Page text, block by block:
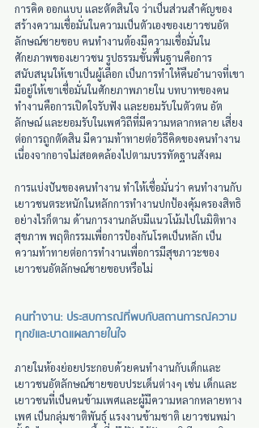
การคิด ออกแบบ และตัดสินใจ ว่าเป็นส่วนสำคัญของ
สร้างความเชื่อมั่นในความเป็นตัวเองของเยาวชนอัต
ลักษณ์ชายขอบ คนทำงานต้องมีความเชื่อมั่นใน
ศักยภาพของเยาวชน รูปธรรมขั้นพื้นฐานคือการ
สนับสนุนให้เขาเป็นผู้เลือก เป็นการทำให้คืนอำนาจที่เขา
มีอยู่ให้เขาเชื่อมั่นในศักยภาพภายใน บทบาทของคน
ทำงานคือการเปิดใจรับฟัง และยอมรับในตัวตน อัต
ลักษณ์ และยอมรับในเพศวิถีที่มีความหลากหลาย เสี่ยง
ต่อการถูกตัดสิน มีความท้าทายต่อวิธีคิดของคนทำงาน
เนื่องจากอาจไม่สอดคล้องไปตามบรรทัดฐานสังคม
การแบ่งปันของคนทำงาน ทำให้เชื่อมั่นว่า คนทำงานกับ
เยาวชนตระหนักในหลักการทำงานปกป้องคุ้มครองสิทธิ
อย่างไรก็ตาม ด้านการงานกลับมีแนวโน้มไปในมิติทาง
สุขภาพ พฤติกรรมเพื่อการป้องกันโรคเป็นหลัก เป็น
ความท้าทายต่อการทำงานเพื่อการมีสุขภาวะของ
เยาวชนอัตลักษณ์ชายขอบหรือไม่
คนทำงาน: ประสบการณ์ที่พบกับสถานการณ์ความ
ทุกข์และบาดแผลภายในใจ
ภายในห้องย่อยประกอบด้วยคนทำงานกับเด็กและ
เยาวชนอัตลักษณ์ชายขอบประเด็นต่างๆ เช่น เด็กและ
เยาวชนที่เป็นคนข้ามเพศและผู้มีความหลากหลายทาง
เพศ เป็นกลุ่มชาติพันธุ์ แรงงานข้ามชาติ เยาวชนพม่า
ทั้งในไทยและนอกพื้นที่ ผู้ไร้รัฐ ไร้สัญชาติ มีความพิการ